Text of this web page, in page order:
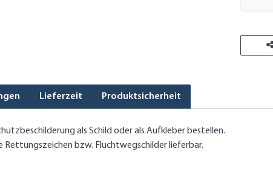
Lieferzeit Produktsicherheit
als Schild oder als Aufkleber bestellen.
Rettungszeichen bzw. Fluchtwegschilder lieferbar.